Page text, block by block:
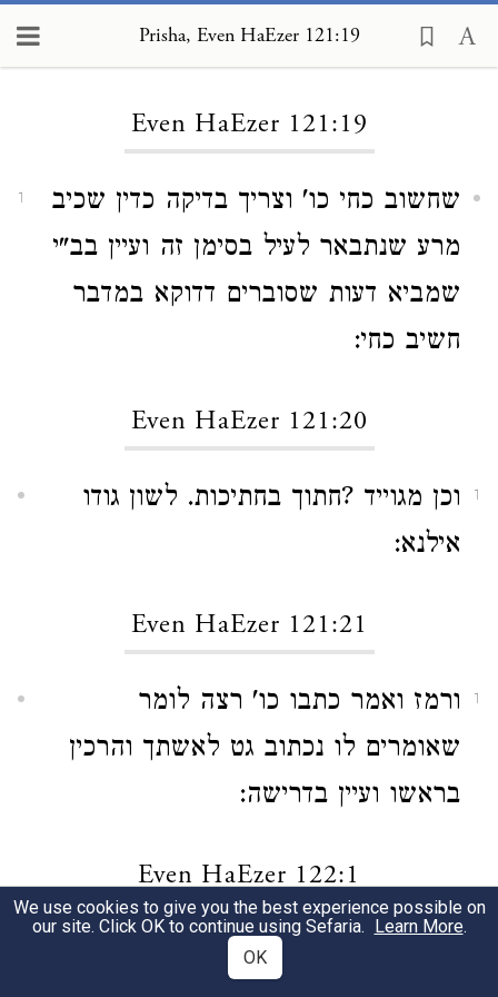
Prisha, Even HaEzer 121:19
Even HaEzer 121:19
1
שחשוב כחי כו' וצריך בדיקה כדין שכיב
מרע שנתבאר לעיל בסימן זה ועיין בב"י
שמביא דעות שסוברים דדוקא במדבר
חשיב כחי:
Even HaEzer 121:20
1
וכן מגוייד ?חתוך בחתיכות. לשון גודו
אילנא:
Even HaEzer 121:21
1
ורמז ואמר כתבו כו' רצה לומר
שאומרים לו נכתוב גט לאשתך והרכין
בראשו ועיין בדרישה:
Even HaEzer 122:1
וטעו בכתיבתן וכתב ב"י דאפי' אם לא
We use cookies to give you the best experience possible on
our site. Click OK to continue using Sefaria. Learn More.
OK